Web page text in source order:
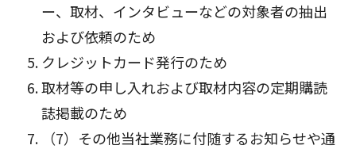
ー、取材、インタビューなどの対象者の抽出
および依頼のため
クレジットカード発行のため
取材等の申し入れおよび取材内容の定期購読
誌掲載のため
（7）その他当社業務に付随するお知らせや通